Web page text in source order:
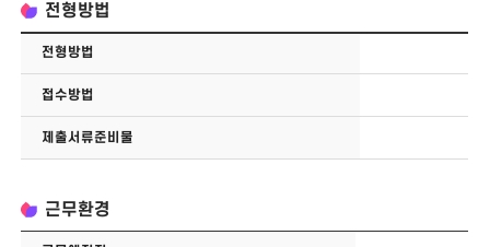
전형방법
전형방법
접수방법
제출서류준비물
근무환경